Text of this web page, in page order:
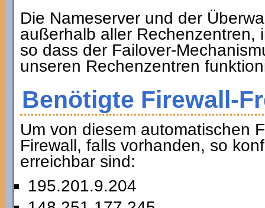
Die Nameserver und der
außerhalb aller Rechenzentren,
so dass der Failover-
unseren Rechenzentren
Benötigte Firewall-
Um von diesem automatischen
Firewall, falls vorhanden, so
erreichbar sind:
195.201.9.204